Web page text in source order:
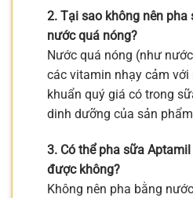
2. Tại sao không nên
nước quá nóng?
Nước quá nóng (như
các vitamin nhạy cảm với
khuẩn quý giá có trong
dinh dưỡng của sản
3. Có thể pha sữa
được không?
Không nên pha bằng